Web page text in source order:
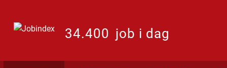
34.400 job i dag